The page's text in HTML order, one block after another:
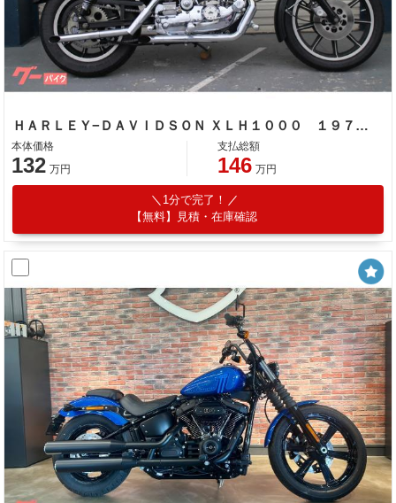
ＨＡＲＬＥＹ−ＤＡＶＩＤＳＯＮ ＸＬＨ１０００ １９７９ｙモデル サイクルエレクトリック交換済み タンク塗装済み
本体価格
132 万円
支払総額
146 万円
1分で完了！
【無料】見積・在庫確認